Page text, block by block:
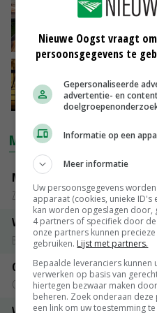
Groningen
06-02-2019
24-01-2019
MARKTPRIJZEN
Magere melkpoeder
Zuivel NL
Vleeskuikens 2001-2600 gr
Barneveld
Gerst
Groningen
Nieuwe Oogst vraagt
persoonsgegevens te
Gepersonaliseerde
advertentie- en
Informatie op een
Meer informatie
Uw persoonsgegevens
apparaat (cookies, unieke
kan worden opgeslagen
4 partners of specifiek door
onze partners kunnen
gebruiken. Lijst met partners.
Bepaalde leveranciers kunnen
verwerken op basis van
hiertegen bezwaar maken
beheren. Zoek onderaan
een link om uw toestemming